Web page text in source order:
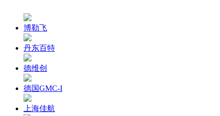
博勒飞
丹东百特
德维创
德国GMC-I
上海佳航